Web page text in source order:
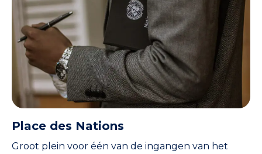
de grote, tijdelijke tentoonstellingen die er
georganiseerd worden. Verder grenst het plein
aan ee
Place des Nations
Groot plein voor één van de ingangen van het